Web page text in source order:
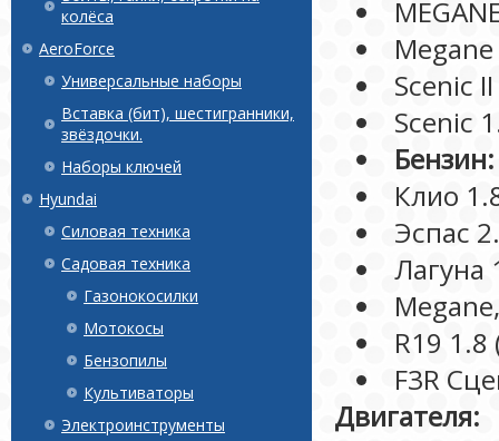
колёса
AeroForce
Универсальные наборы
Вставка (бит), шестигранники,
звёздочки.
Наборы ключей
Hyundai
Силовая техника
Садовая техника
Газонокосилки
Мотокосы
Бензопилы
Культиваторы
Электроинструменты
Scenic
Scenic
Бензин:
Клио
Эспас
Лагуна
R19 1.8
F3R
Двигателя: